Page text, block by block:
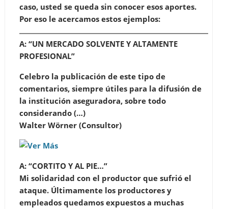
caso, usted se queda sin conocer esos aportes.
Por eso le acercamos estos ejemplos:
A:“UN MERCADO SOLVENTE Y ALTAMENTE
PROFESIONAL”
Celebro la publicación de este tipo de
comentarios, siempre útiles para la difusión de
la institución aseguradora, sobre todo
considerando (…)
Walter Wörner(Consultor)
A:“CORTITO Y AL PIE…”
Mi solidaridad con el productor que sufrió el
ataque. Últimamente los productores y
empleados quedamos expuestos a muchas